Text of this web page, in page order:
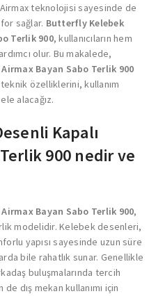
teknolojisi sayesinde de
sağlar. Butterfly Kelebek
Terlik 900, kullanıcıların hem
olur. Bu makalede,
Bayan Sabo Terlik 900
özelliklerini, kullanım
alacağız.
Kapalı
900 nedir ve
Bayan Sabo Terlik 900,
modelidir. Kelebek desenleri,
yapısı sayesinde uzun süre
bile rahatlık sunar. Genellikle
buluşmalarında tercih
dış mekan kullanımı için